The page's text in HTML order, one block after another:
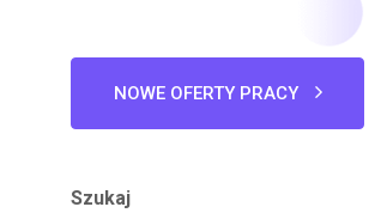
NOWE OFERTY PRACY
Szukaj